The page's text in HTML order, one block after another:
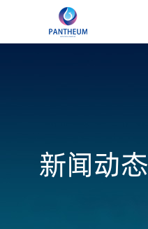
新闻动态